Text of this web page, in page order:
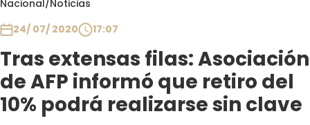
Nacional/Noticias
24/ 07/ 2020
17:07
Tras extensas filas: Asociación
de AFP informó que retiro del
10% podrá realizarse sin clave
Club De La Comedia
Contigo en Directo
Plan Perfecto
El Tiempo
Sabingo
Todos Los Programas